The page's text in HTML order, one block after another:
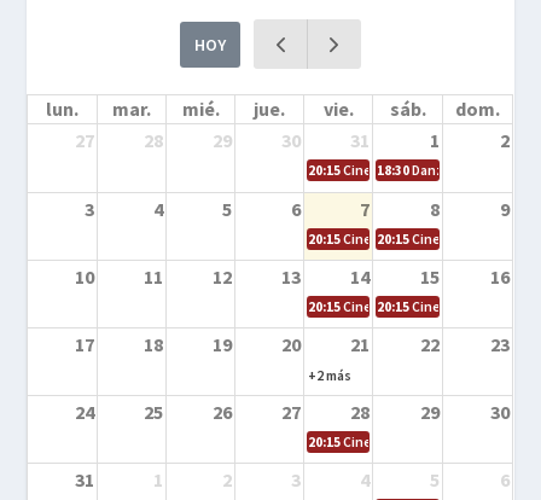
HOY
lun. mar. mié. jue. vie. sáb.
dom.
27
28 29 30 31 1 2
20:15Cine en la calle – Cómo
18:30Danza – Cita en el
3 4 5 6 7 8 9
20:15Cine en la calle – El niño y la
20:15Cine en la calle –
10 11 12 13 14 15 16
20:15Cine en la calle – Tortugas
20:15Cine en la calle –
17 18 19 20 21 22 23
+2 más
24 25 26 27 28 29 30
20:15Cine en el calle – Tintín y el
31 1 2 3 4 5 6